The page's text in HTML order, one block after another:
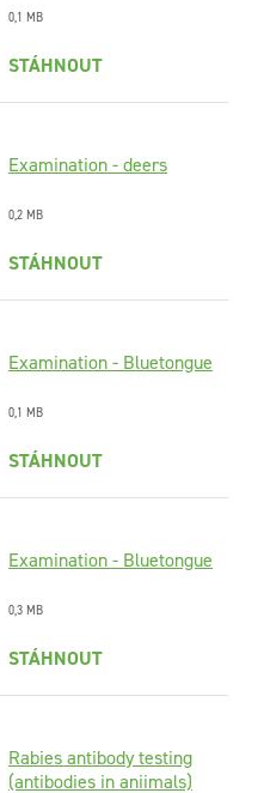
0,1 MB
STÁHNOUT
Examination - deers
0,2 MB
STÁHNOUT
Examination - Bluetongue
0,1 MB
STÁHNOUT
Examination - Bluetongue
0,3 MB
STÁHNOUT
Rabies antibody testing
(antibodies in aniimals)